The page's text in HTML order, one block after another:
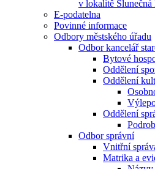
v lokalitě Slunečná
E-podatelna
Povinné informace
Odbory městského úřadu
Odbor kancelář
Bytové
Oddělení
Oddělení
Oddělení
Odbor správní
Vnitřní
Matrika a